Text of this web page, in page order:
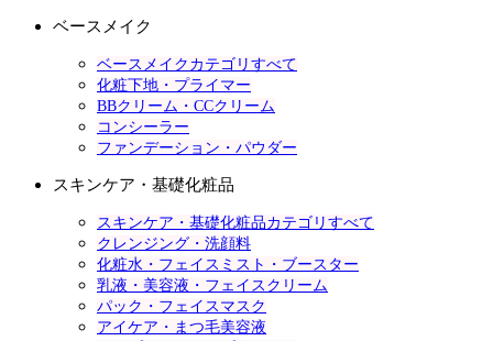
ベースメイク
ベースメイクカテゴリすべて
化粧下地・プライマー
BBクリーム・CCクリーム
コンシーラー
ファンデーション・パウダー
スキンケア・基礎化粧品
スキンケア・基礎化粧品カテゴリすべて
クレンジング・洗顔料
化粧水・フェイスミスト・ブースター
乳液・美容液・フェイスクリーム
パック・フェイスマスク
アイケア・まつ毛美容液